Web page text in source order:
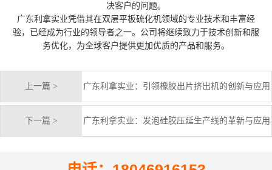
决客户的问题。
广东利拿实业凭借其在双层平板硫化机领域的专业技术和丰富经
验，已经成为行业的领导者之一。公司将继续致力于技术创新和服
务优化，为全球客户提供更加优质的产品和服务。
上一篇 > 广东利拿实业：引领橡胶出片挤出机的创新与应用
下一篇 > 广东利拿实业：发泡硅胶压延生产线的革新与应用